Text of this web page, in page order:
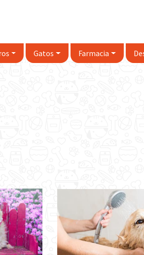
Gatos Farmacia